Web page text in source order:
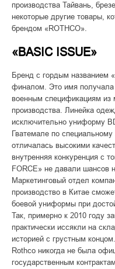
производства Тайвань,
некоторые другие товары,
брендом «ROTHCO».
«BASIC ISSUE»
Бренд с гордым названием
финалом. Это имя получала
военным спецификациям из
производства. Линейка
исключительно униформу
Гватемале по
отличалась высокими
внутренняя конкуренция с
FORCE» не давали шансов
Маркетинговый отдел
производство в Китае
боевой униформы при
Так, примерно к 2010 году
практически иссякли на
историей с грустным
Rothco никогда не была
государственным